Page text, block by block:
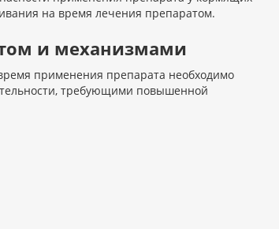
на время лечения препаратом.
и механизмами
применения препарата необходимо
требующими повышенной